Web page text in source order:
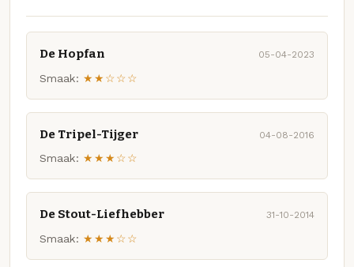
De Hopfan 05-04-2023
Smaak: ★★☆☆☆
De Tripel-Tijger 04-08-2016
Smaak: ★★★☆☆
De Stout-Liefhebber 31-10-2014
Smaak: ★★★☆☆